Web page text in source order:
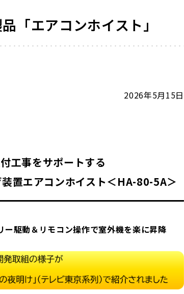
「エアコンホイスト」
2026年5月15日
機取付工事をサポートする
置エアコンホイスト＜HA-80-5A＞
駆動＆リモコン操作で室外機を楽に昇降